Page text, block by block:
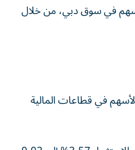
مليون سهم في سوق دبي، من خلال
في قطاعات المالية